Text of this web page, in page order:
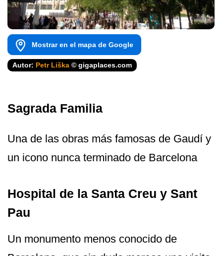
Mostrar en el mapa de Google
Autor: Petr Liška © gigaplaces.com
Sagrada Familia
Una de las obras más famosas de Gaudí y
un icono nunca terminado de Barcelona
Hospital de la Santa Creu y Sant
Pau
Un monumento menos conocido de